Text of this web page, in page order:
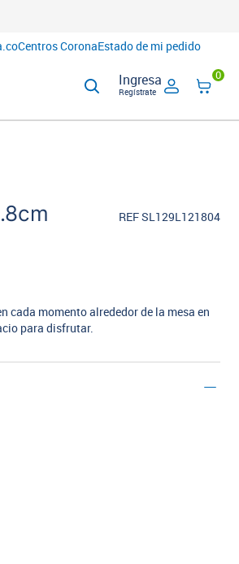
Centros CoronaEstado de mi pedido
Ingresa
Regístrate
0
REF SL129L121804
cada momento alrededor de la mesa en
para disfrutar.